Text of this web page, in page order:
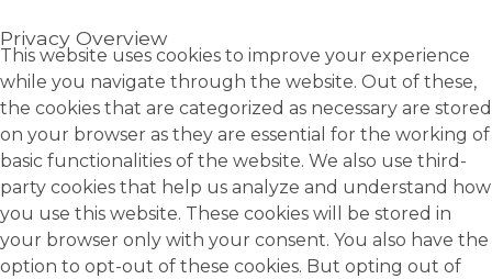
Privacy Overview
This website uses cookies to improve your experience
while you navigate through the website. Out of these,
the cookies that are categorized as necessary are stored
on your browser as they are essential for the working of
basic functionalities of the website. We also use third-
party cookies that help us analyze and understand how
you use this website. These cookies will be stored in
your browser only with your consent. You also have the
option to opt-out of these cookies. But opting out of